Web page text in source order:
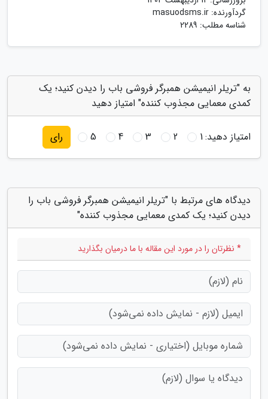
گردآورنده: masuodsms.ir
شناسه مطلب: 2289
به "تریلر انیمیشن همبرگر فروشی باب را دیدن کنید؛ یک
کمدی معمایی مجذوب کننده" امتیاز دهید
امتیاز دهید:1
2
3
4
5 رای
دیدگاه های مرتبط با "تریلر انیمیشن همبرگر فروشی باب را
دیدن کنید؛ یک کمدی معمایی مجذوب کننده"
* نظرتان را در مورد این مقاله با ما درمیان بگذارید